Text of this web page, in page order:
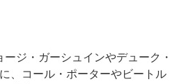
ジ・ガーシュインやデューク・
、コール・ポーターやビートル